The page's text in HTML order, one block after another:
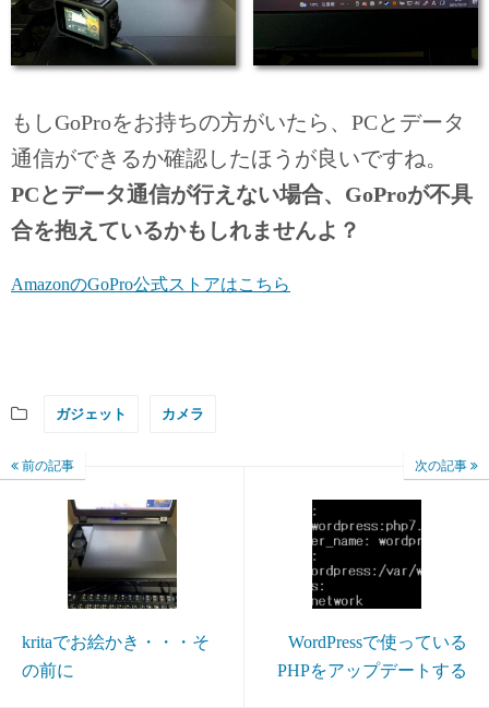
もしGoProをお持ちの方がいたら、PCとデータ
通信ができるか確認したほうが良いですね。
PCとデータ通信が行えない場合、GoProが不具
合を抱えているかもしれませんよ？
AmazonのGoPro公式ストアはこちら
ガジェット カメラ
前の記事
kritaでお絵かき・・・そ
の前に
次の記事
WordPressで使っている
PHPをアップデートする